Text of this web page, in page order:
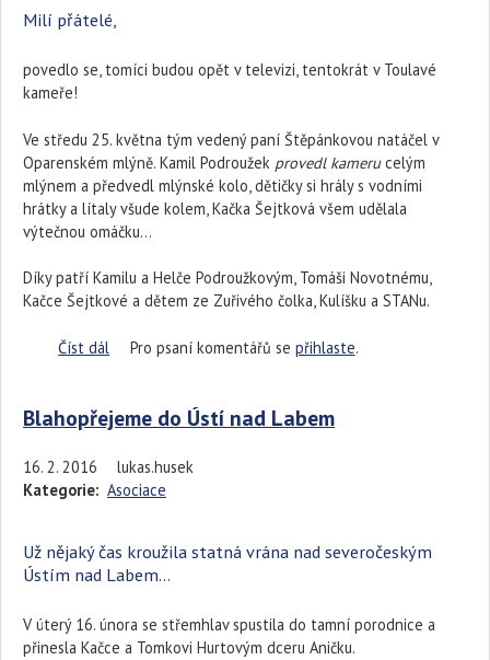
Milí přátelé,
povedlo se, tomíci budou opět v televizi, tentokrát v Toulavé
kameře!
Ve středu 25. května tým vedený paní Štěpánkovou natáčel v
Oparenském mlýně. Kamil Podroužek provedl kamerucelým
mlýnem a předvedl mlýnské kolo, dětičky si hrály s vodními
hrátky a lítaly všude kolem, Kačka Šejtková všem udělala
výtečnou omáčku...
Díky patří Kamilu a Helče Podroužkovým, Tomáši Novotnému,
Kačce Šejtkové a dětem ze Zuřivého čolka, Kulíšku a STANu.
Číst dál Budeme v Toulavé kameře!
Pro psaní komentářů se přihlaste.
Blahopřejeme do Ústí nad Labem
16. 2. 2016
lukas.husek
Kategorie: Asociace
Už nějaký čas kroužila statná vrána nad severočeským
Ústím nad Labem...
V úterý 16. února se střemhlav spustila do tamní porodnice a
přinesla Kačce a Tomkovi Hurtovým dceru Aničku.